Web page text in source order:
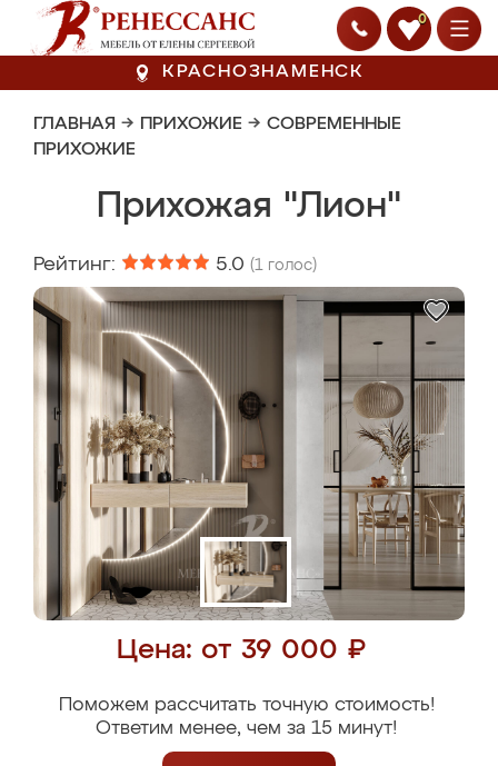
0
КРАСНОЗНАМЕНСК
ГЛАВНАЯ → ПРИХОЖИЕ → СОВРЕМЕННЫЕ
ПРИХОЖИЕ
Прихожая "Лион"
Рейтинг: 5.0 (1 голос)
Цена: от 39 000 ₽
Поможем рассчитать точную стоимость!
Ответим менее, чем за 15 минут!